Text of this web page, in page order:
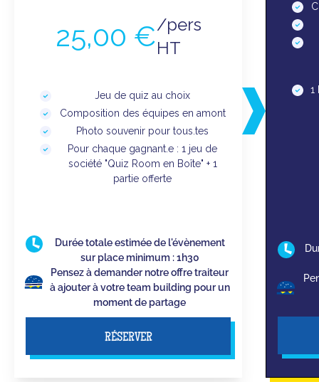
25,00 €/pers
HT
Jeu de quiz au choix
Composition des équipes en amont
Photo souvenir pour tous.tes
Pour chaque gagnant.e : 1 jeu de
société "Quiz Room en Boîte" + 1
partie offerte
Durée totale estimée de l'évènement
sur place minimum : 1h30
Pensez à demander notre offre traiteur
à ajouter à votre team building pour un
moment de partage
RÉSERVER
1